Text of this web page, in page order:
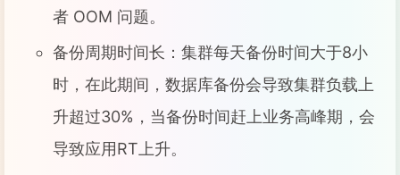
者 OOM 问题。
备份周期时间长：集群每天备份时间大于8小
时，在此期间，数据库备份会导致集群负载上
升超过30%，当备份时间赶上业务高峰期，会
导致应用RT上升。